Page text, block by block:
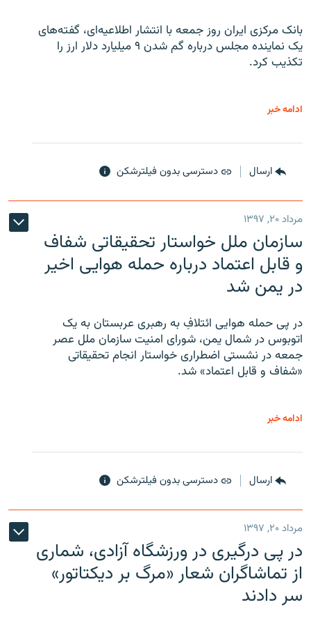
بانک مرکزی ایران روز جمعه با انتشار اطلاعیه‌ای، گفته‌های
یک نماینده مجلس درباره گم شدن ۹ میلیارد دلار ارز را
تکذیب کرد.
ادامه خبر
ارسال دسترسی بدون فیلترشکن
مرداد ۲۰, ۱۳۹۷
سازمان ملل خواستار تحقیقاتی شفاف
و قابل اعتماد درباره حمله هوایی اخیر
در یمن شد
در پی حمله هوایی ائتلافِ به رهبری عربستان به یک
اتوبوس در شمال یمن، شورای امنیت سازمان ملل عصر
جمعه در نشستی اضطراری خواستار انجام تحقیقاتی
«شفاف و قابل اعتماد» شد.
ادامه خبر
ارسال دسترسی بدون فیلترشکن
مرداد ۲۰, ۱۳۹۷
در پی درگیری در ورزشگاه آزادی، شماری
از تماشاگران شعار «مرگ بر دیکتاتور»
سر دادند